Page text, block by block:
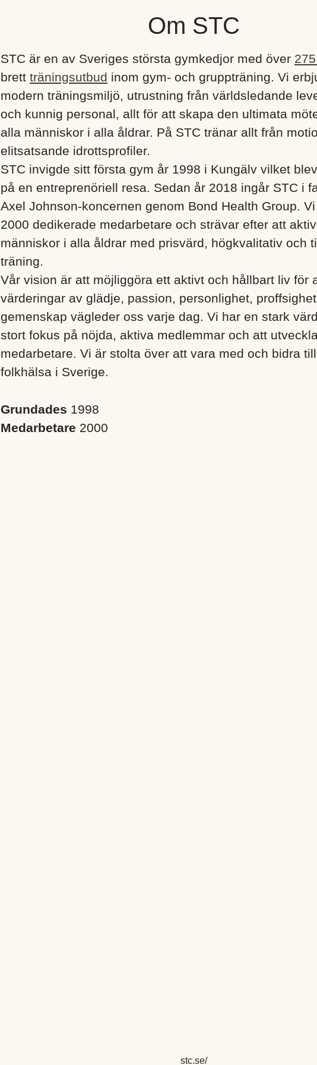
Om STC
STC är en av Sveriges största gymkedjor med över
brett träningsutbud inom gym- och gruppträning. Vi
modern träningsmiljö, utrustning från världsledande
och kunnig personal, allt för att skapa den ultimata
alla människor i alla åldrar. På STC tränar allt från
elitsatsande idrottsprofiler.
STC invigde sitt första gym år 1998 i Kungälv vilket
på en entreprenöriell resa. Sedan år 2018 ingår STC i
Axel Johnson-koncernen genom Bond Health Group.
2000 dedikerade medarbetare och strävar efter att
människor i alla åldrar med prisvärd, högkvalitativ och
träning.
Vår vision är att möjliggöra ett aktivt och hållbart liv för
värderingar av glädje, passion, personlighet,
gemenskap vägleder oss varje dag. Vi har en stark
stort fokus på nöjda, aktiva medlemmar och att
medarbetare. Vi är stolta över att vara med och bidra
folkhälsa i Sverige. ​
Grundades 1998
Medarbetare 2000
stc.se/